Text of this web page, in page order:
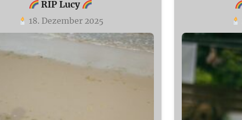
RIP Lucy
18. Dezember 2025